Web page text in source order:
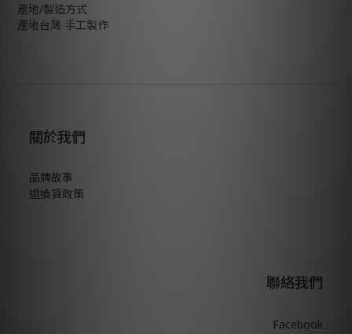
產地/製造方式
產地台灣 手工製作
關於我們
品牌故事
退換貨政策
聯絡我們
Facebook